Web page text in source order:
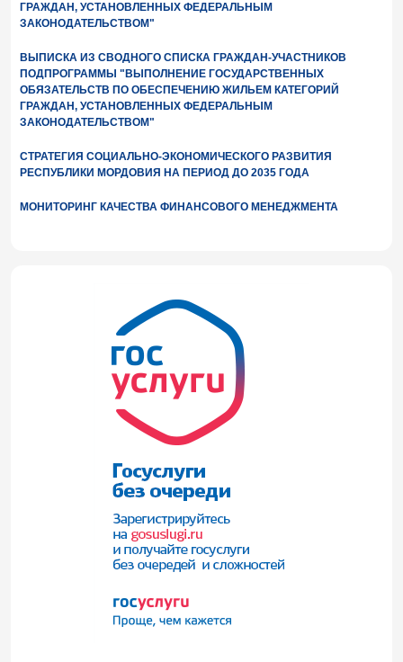
ГРАЖДАН, УСТАНОВЛЕННЫХ ФЕДЕРАЛЬНЫМ
ЗАКОНОДАТЕЛЬСТВОМ"
ВЫПИСКА ИЗ СВОДНОГО СПИСКА ГРАЖДАН-УЧАСТНИКОВ
ПОДПРОГРАММЫ "ВЫПОЛНЕНИЕ ГОСУДАРСТВЕННЫХ
ОБЯЗАТЕЛЬСТВ ПО ОБЕСПЕЧЕНИЮ ЖИЛЬЕМ КАТЕГОРИЙ
ГРАЖДАН, УСТАНОВЛЕННЫХ ФЕДЕРАЛЬНЫМ
ЗАКОНОДАТЕЛЬСТВОМ"
СТРАТЕГИЯ СОЦИАЛЬНО-ЭКОНОМИЧЕСКОГО РАЗВИТИЯ
РЕСПУБЛИКИ МОРДОВИЯ НА ПЕРИОД ДО 2035 ГОДА
МОНИТОРИНГ КАЧЕСТВА ФИНАНСОВОГО МЕНЕДЖМЕНТА